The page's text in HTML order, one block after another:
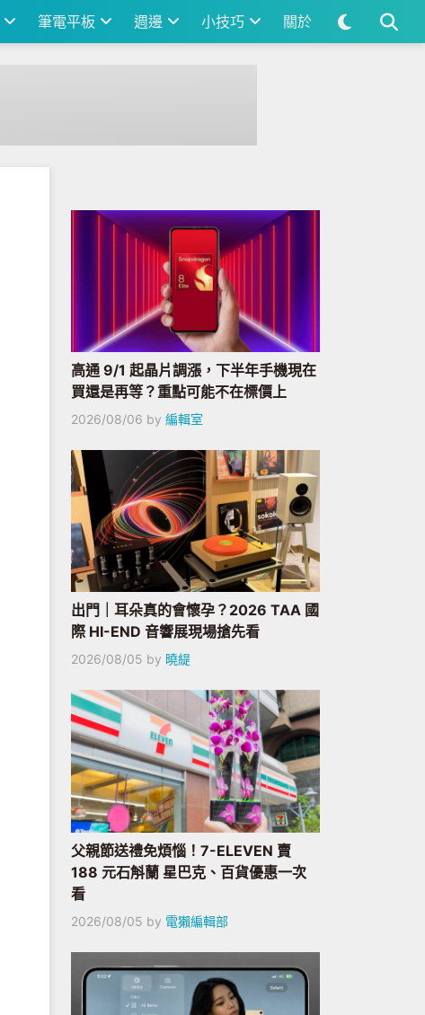
筆電平板 週邊 小技巧 關於
高通 9/1 起晶片調漲，下半年手機現在
買還是再等？重點可能不在標價上
2026/08/06 by 編輯室
出門｜耳朵真的會懷孕？2026 TAA 國
際 HI-END 音響展現場搶先看
2026/08/05 by 曉緹
父親節送禮免煩惱！7-ELEVEN 賣
188 元石斛蘭 星巴克、百貨優惠一次
看
2026/08/05 by 電獺編輯部